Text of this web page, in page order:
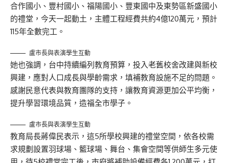
合作國小、豐村國小、福陽國小、豐東國中及東勢區新盛國小
的禮堂，今天一起動土，主體工程經費共約4億120萬元，預計
115年全數完工。
盧市長與表演學生互動
她也強調，台中持續編列教育預算，投入老舊校舍改建與新校
興建，應對人口成長與學齡需求，填補教育設施不足的問題。
感謝民意代表與教育團隊的支持，讓教育資源更加公平均衡，
提升學習環境品質，造福全市學子。
盧市長與表演學生互動
教育局長蔣偉民表示，這5所學校興建的禮堂空間，依各校需
求規劃設置羽球場、籃球場、舞台、集會空間等供師生多元使